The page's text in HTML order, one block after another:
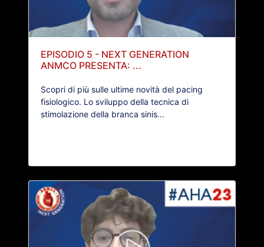
EPISODIO 5 - NEXT GENERATION
ANMCO PRESENTA: ...
Scopri di più sulle ultime novità del pacing
fisiologico. Lo sviluppo della tecnica di
stimolazione della branca sinis...